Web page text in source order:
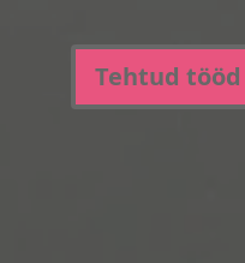
Tehtud tööd